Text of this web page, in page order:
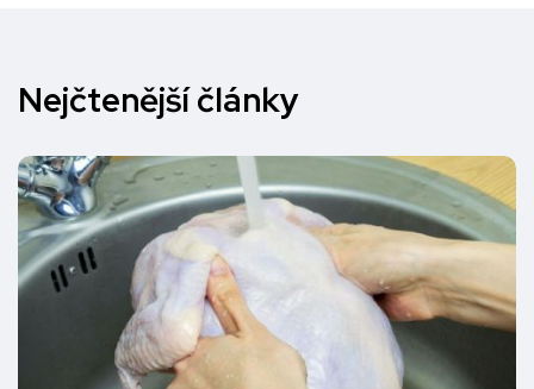
Nejčtenější články